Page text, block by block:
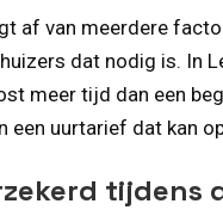
af van meerdere
dat nodig is. In
meer tijd dan een
een uurtarief dat kan
tijdens